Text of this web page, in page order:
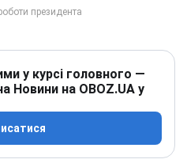
у курсі головного —
Новини на OBOZ.UA у